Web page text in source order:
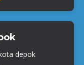
depok